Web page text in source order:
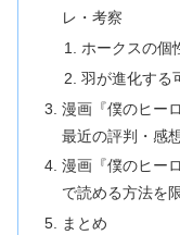
レ・考察
ホークスの個
羽が進化する
漫画『僕のヒー
最近の評判・感
漫画『僕のヒー
で読める方法を
まとめ